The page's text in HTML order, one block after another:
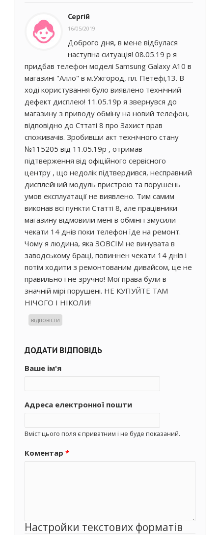
Сергій
16/05/2019
Доброго дня, в мене відбулася
наступна ситуація! 08.05.19 р я
придбав телефон моделі Samsung Galaxy A10 в
магазині "Алло" в м.Ужгород, пл. Петефі,13. В
ході користування було виявлено технічний
дефект дисплею! 11.05.19р я звернувся до
магазину з приводу обміну на новий телефон,
відповідно до Сттаті 8 про Захист прав
споживачів. Зробивши акт технічного стану
№115205 від 11.05.19р , отримав
підтверження від офіційного сервісного
центру , що недолік підтвердився, несправний
дисплейний модуль пристрою та порушень
умов експлуатації не виявлено. Тим самим
виконав всі пункти Статті 8, але працівники
магазину відмовили мені в обміні і змусили
чекати 14 днів поки телефон їде на ремонт.
Чому я людина, яка ЗОВСІМ не винувата в
заводському браці, повиннен чекати 14 днів і
потім ходити з ремонтованим дивайсом, це не
правильно і не зручно! Мої права були в
значній мірі порушені. НЕ КУПУЙТЕ ТАМ
НІЧОГО І НІКОЛИ!
відповісти
ДОДАТИ ВІДПОВІДЬ
Ваше ім'я
Адреса електронної пошти
Вміст цього поля є приватним і не буде показаний.
Коментар *
Настройки текстових форматів